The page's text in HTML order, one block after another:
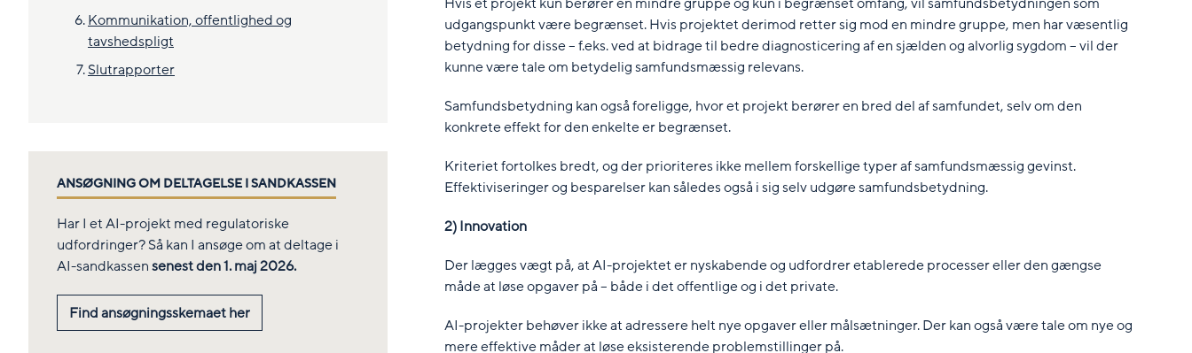
Kommunikation, offentlighed og
tavshedspligt
Slutrapporter
ANSØGNING OM DELTAGELSE I SANDKASSEN
Har I et AI-projekt med regulatoriske
udfordringer? Så kan I ansøge om at deltage i
AI-sandkassensenest den 1. maj 2026.
Find ansøgningsskemaet her
udgangspunkt være begrænset. Hvis projektet derimod retter sig mod en mindre gruppe, men har væsentlig
betydning for disse – f.eks. ved at bidrage til bedre diagnosticering af en sjælden og alvorlig sygdom – vil der
kunne være tale om betydelig samfundsmæssig relevans.
Samfundsbetydning kan også foreligge, hvor et projekt berører en bred del af samfundet, selv om den
konkrete effekt for den enkelte er begrænset.
Kriteriet fortolkes bredt, og der prioriteres ikke mellem forskellige typer af samfundsmæssig gevinst.
Effektiviseringer og besparelser kan således også i sig selv udgøre samfundsbetydning.
2) Innovation
Der lægges vægt på, at AI-projektet er nyskabende og udfordrer etablerede processer eller den gængse
måde at løse opgaver på – både i det offentlige og i det private.
AI-projekter behøver ikke at adressere helt nye opgaver eller målsætninger. Der kan også være tale om nye og
mere effektive måder at løse eksisterende problemstillinger på.